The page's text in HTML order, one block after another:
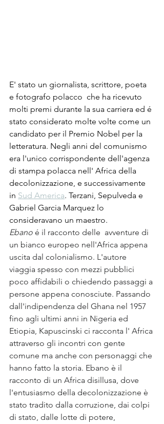
E' stato un giornalista, scrittore, poeta
e fotografo polacco  che ha ricevuto
molti premi durante la sua carriera ed é
stato considerato molte volte come un
candidato per il Premio Nobel per la
letteratura. Negli anni del comunismo
era l'unico corrispondente dell'agenza
di stampa polacca nell' Africa della
decolonizzazione, e successivamente
in Sud America. Terzani, Sepulveda e
Gabriel Garcia Marquez lo
consideravano un maestro.
Ebano é il racconto delle  avventure di
un bianco europeo nell'Africa appena
uscita dal colonialismo. L'autore
viaggia spesso con mezzi pubblici
poco affidabili o chiedendo passaggi a
persone appena conosciute. Passando
dall'indipendenza del Ghana nel 1957
fino agli ultimi anni in Nigeria ed
Etiopia, Kapuscinski ci racconta l' Africa
attraverso gli incontri con gente
comune ma anche con personaggi che
hanno fatto la storia. Ebano è il
racconto di un Africa disillusa, dove
l'entusiasmo della decolonizzazione è
stato tradito dalla corruzione, dai colpi
di stato, dalle lotte di potere,